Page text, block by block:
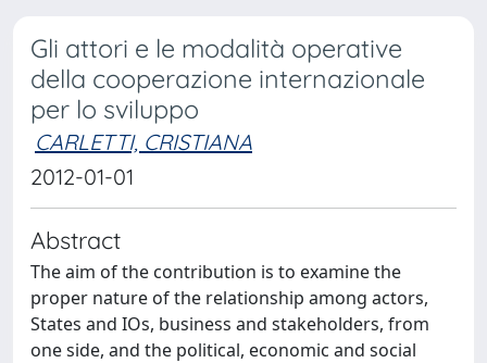
Gli attori e le modalità operative
della cooperazione internazionale
per lo sviluppo
CARLETTI, CRISTIANA
2012-01-01
Abstract
The aim of the contribution is to examine the
proper nature of the relationship among actors,
States and IOs, business and stakeholders, from
one side, and the political, economic and social